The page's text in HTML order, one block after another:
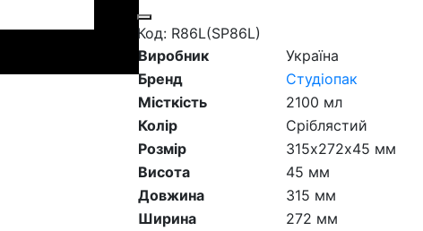
Код: R86L(SP86L)
Виробник
Україна
Бренд
Студіопак
Місткість
2100 мл
Колір
Сріблястий
Розмір
315х272х45 мм
Висота
45 мм
Довжина
315 мм
Ширина
272 мм